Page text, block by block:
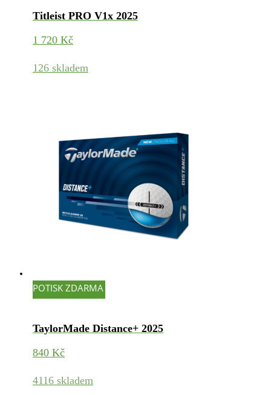
Titleist PRO V1x 2025
1 720 Kč
126 skladem
POTISK ZDARMA
TaylorMade Distance+ 2025
840 Kč
4116 skladem